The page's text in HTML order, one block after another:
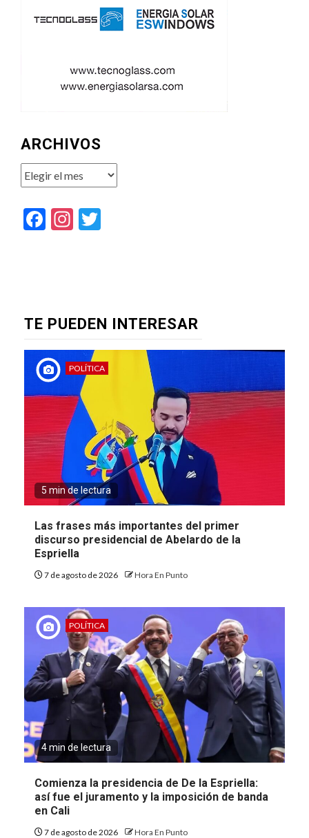
ARCHIVOS
Archivos
Facebook
Instagram
TE PUEDEN INTERESAR
POLÍTICA
5 min de lectura
Las frases más importantes del primer
discurso presidencial de Abelardo de la
Espriella
7 de agosto de 2026 Hora En Punto
POLÍTICA
4 min de lectura
Comienza la presidencia de De la Espriella:
así fue el juramento y la imposición de banda
en Cali
7 de agosto de 2026 Hora En Punto